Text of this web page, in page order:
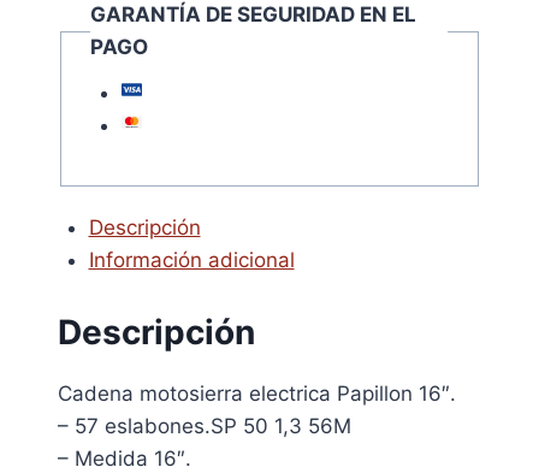
GARANTÍA DE SEGURIDAD EN EL
PAGO
Descripción
Información adicional
Descripción
Cadena motosierra electrica Papillon 16″.
– 57 eslabones.SP 50 1,3 56M
– Medida 16″.